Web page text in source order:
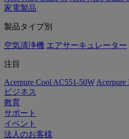
家電製品
製品タイプ別
空気清浄機 エアサーキュレーター
注目
Acerpure Cool AC551-50W Acerpure
ビジネス
教育
サポート
イベント
法人のお客様